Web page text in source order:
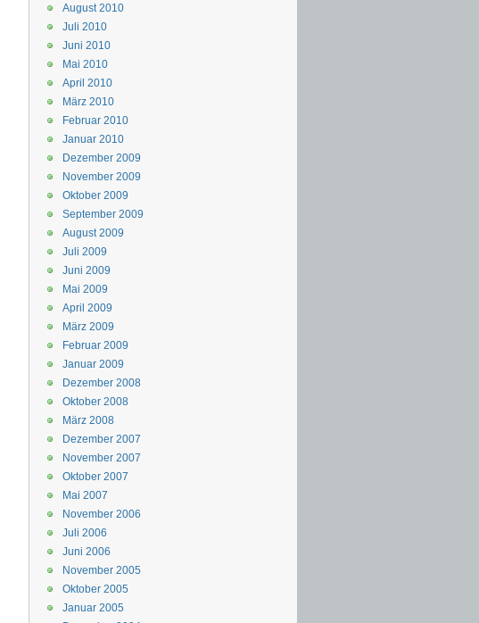
August 2010
Juli 2010
Juni 2010
Mai 2010
April 2010
März 2010
Februar 2010
Januar 2010
Dezember 2009
November 2009
Oktober 2009
September 2009
August 2009
Juli 2009
Juni 2009
Mai 2009
April 2009
März 2009
Februar 2009
Januar 2009
Dezember 2008
Oktober 2008
März 2008
Dezember 2007
November 2007
Oktober 2007
Mai 2007
November 2006
Juli 2006
Juni 2006
November 2005
Oktober 2005
Januar 2005